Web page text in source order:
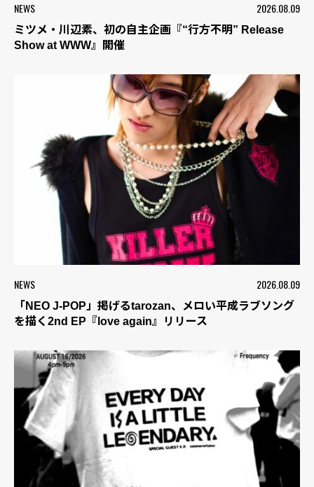
NEWS 2026.08.09
ミツメ・川辺素、初の自主企画『“行方不明” Release
Show at WWW』開催
NEWS 2026.08.09
「NEO J-POP」掲げるtarozan、メロい平成ラブソング
を描く2nd EP『love again』リリース